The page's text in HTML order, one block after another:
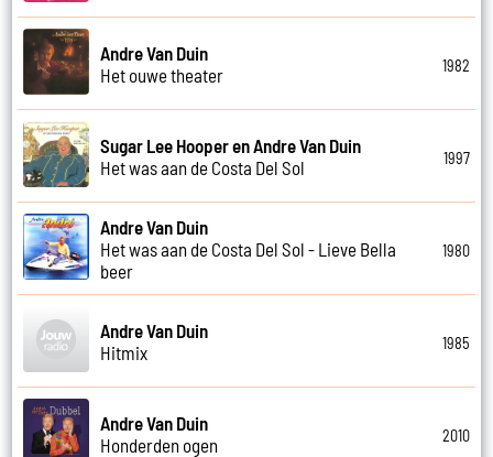
Andre Van Duin
Het ouwe theater
1982
Sugar Lee Hooper en Andre Van Duin
Het was aan de Costa Del Sol
1997
Andre Van Duin
Het was aan de Costa Del Sol - Lieve Bella
beer
1980
Andre Van Duin
Hitmix
1985
Andre Van Duin
Honderden ogen
2010